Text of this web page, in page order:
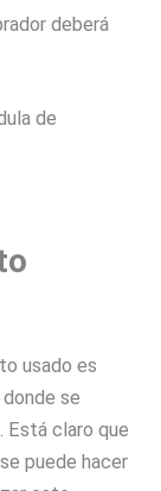
deberá
de
usado es
se
Está claro que
puede hacer